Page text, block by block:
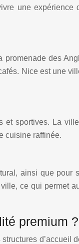
une expérience
des
Nice est une
sportives. La
cuisine raffinée.
ainsi que pour
ce qui permet
premium ?
d’accueil